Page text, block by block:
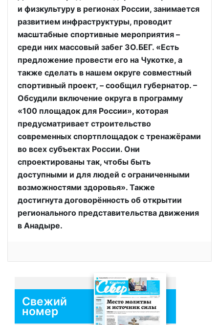
и физкультуру в регионах России, занимается
развитием инфраструктуры, проводит
масштабные спортивные мероприятия –
среди них массовый забег ЗО.БЕГ. «Есть
предложение провести его на Чукотке, а
также сделать в нашем округе совместный
спортивный проект, – сообщил губернатор. –
Обсудили включение округа в программу
«100 площадок для России», которая
предусматривает строительство
современных спортплощадок с тренажёрами
во всех субъектах России. Они
спроектированы так, чтобы быть
доступными и для людей с ограниченными
возможностями здоровья». Также
достигнута договорённость об открытии
регионального представительства движения
в Анадыре.
Свежий
номер